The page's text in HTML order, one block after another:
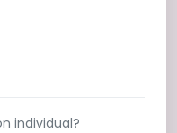
individual?